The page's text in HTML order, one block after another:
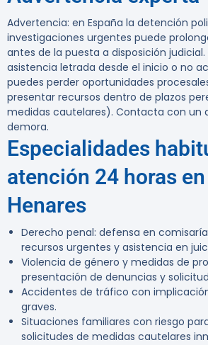
Advertencia: en España la detención
investigaciones urgentes puede
antes de la puesta a disposición judicial.
asistencia letrada desde el inicio o no
puedes perder oportunidades
presentar recursos dentro de plazos
medidas cautelares). Contacta con un
demora.
Especialidades
atención 24 horas
Henares
Derecho penal: defensa en
recursos urgentes y asistencia en
Violencia de género y medidas de
presentación de denuncias y
Accidentes de tráfico con
graves.
Situaciones familiares con riesgo
solicitudes de medidas cautelares